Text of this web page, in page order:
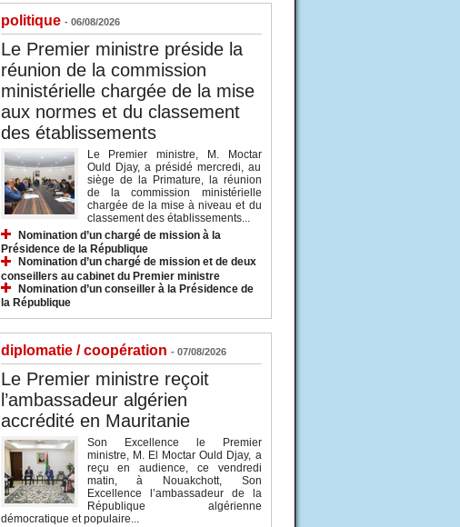
politique - 06/08/2026
Le Premier ministre préside la
réunion de la commission
ministérielle chargée de la mise
aux normes et du classement
des établissements
Le Premier ministre, M. Moctar
Ould Djay, a présidé mercredi, au
siège de la Primature, la réunion
de la commission ministérielle
chargée de la mise à niveau et du
classement des établissements...
Nomination d’un chargé de mission à la
Présidence de la République
Nomination d’un chargé de mission et de deux
conseillers au cabinet du Premier ministre
Nomination d’un conseiller à la Présidence de
la République
diplomatie / coopération - 07/08/2026
Le Premier ministre reçoit
l’ambassadeur algérien
accrédité en Mauritanie
Son Excellence le Premier
ministre, M. El Moctar Ould Djay, a
reçu en audience, ce vendredi
matin, à Nouakchott, Son
Excellence l’ambassadeur de la
République algérienne
démocratique et populaire...